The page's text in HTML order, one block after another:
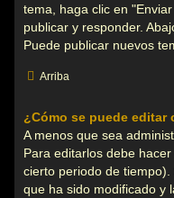
tema, haga clic en
publicar y responder.
Puede publicar nuevos
Arriba
¿Cómo se puede editar
A menos que sea
Para editarlos debe
cierto periodo de
que ha sido modificado y